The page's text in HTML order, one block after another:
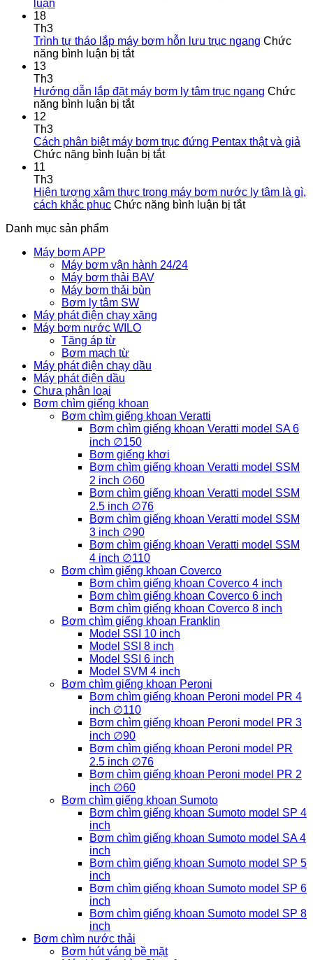
máy
trục
luận
18
Th3
Trình tự tháo lắp máy bơm hỗn lưu trục ngang Chức
năng bình luận bị tắtở
tháo
lắp
hỗn
lưu
13
Th3
Hướng dẫn lắp đặt máy bơm ly tâm trục ngang Chức
năng bình luận bị tắtở
lắp
đặt
ly
tâm
12
Th3
Cách phân biệt máy bơm trục đứng Pentax thật và giả
Chức năng bình luận bị tắtở
biệt
máy
thật
11
Th3
Hiện tượng xâm thực trong máy bơm nước ly tâm là gì,
cách khắc phục Chức năng bình luận bị tắtở
Danh mục sản phẩm
Máy bơm APP
Máy bơm vận hành 24/24
Máy bơm thải BAV
Máy bơm thải bùn
Bơm ly tâm SW
Máy phát điện chạy xăng
Máy bơm nước WILO
Tăng áp từ
Bơm mạch từ
Máy phát điện chạy dầu
Máy phát điện dầu
Chưa phân loại
Bơm chìm giếng khoan
Bơm chìm giếng khoan Veratti
Bơm chìm giếng khoan Veratti model SA 6
inch ∅150
Bơm giếng khơi
Bơm chìm giếng khoan Veratti model SSM
2 inch ∅60
Bơm chìm giếng khoan Veratti model SSM
2.5 inch ∅76
Bơm chìm giếng khoan Veratti model SSM
3 inch ∅90
Bơm chìm giếng khoan Veratti model SSM
4 inch ∅110
Bơm chìm giếng khoan Coverco
Bơm chìm giếng khoan Coverco 4 inch
Bơm chìm giếng khoan Coverco 6 inch
Bơm chìm giếng khoan Coverco 8 inch
Bơm chìm giếng khoan Franklin
Model SSI 10 inch
Model SSI 8 inch
Model SSI 6 inch
Model SVM 4 inch
Bơm chìm giếng khoan Peroni
Bơm chìm giếng khoan Peroni model PR 4
inch ∅110
Bơm chìm giếng khoan Peroni model PR 3
inch ∅90
Bơm chìm giếng khoan Peroni model PR
2.5 inch ∅76
Bơm chìm giếng khoan Peroni model PR 2
inch ∅60
Bơm chìm giếng khoan Sumoto
Bơm chìm giếng khoan Sumoto model SP 4
inch
Bơm chìm giếng khoan Sumoto model SA 4
inch
Bơm chìm giếng khoan Sumoto model SP 5
inch
Bơm chìm giếng khoan Sumoto model SP 6
inch
Bơm chìm giếng khoan Sumoto model SP 8
inch
Bơm chìm nước thải
Bơm hút váng bề mặt